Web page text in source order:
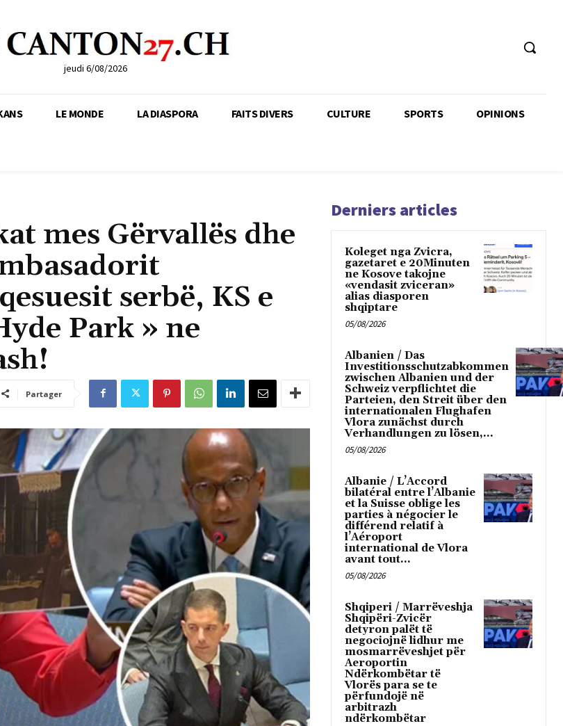
jeudi 6/08/2026
LE MONDE LA DIASPORA FAITS DIVERS CULTURE SPORTS OPINIONS
mes Gërvallës dhe
serbë, KS e
Park » ne
Partager
Derniers articles
Koleget nga Zvicra,
gazetaret e 20Minuten
ne Kosove takojne
«vendasit zviceran»
alias diasporen
shqiptare
05/08/2026
Albanien / Das
Investitionsschutzabkommen
zwischen Albanien und der
Schweiz verpflichtet die
Parteien, den Streit über den
internationalen Flughafen
Vlora zunächst durch
Verhandlungen zu lösen,...
05/08/2026
Albanie / L’Accord
bilatéral entre l’Albanie
et la Suisse oblige les
parties à négocier le
différend relatif à
l’Aéroport
international de Vlora
avant tout...
05/08/2026
Shqiperi / Marrëveshja
Shqipëri-Zvicër
detyron palët të
negociojnë lidhur me
mosmarrëveshjet për
Aeroportin
Ndërkombëtar të
Vlorës para se te
përfundojë në
arbitrazh
ndërkombëtar